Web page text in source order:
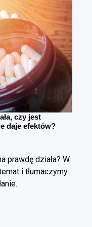
poprawiając
żeby zrobić to
czy jest
daje efektów?
prawdę działa? W
i tłumaczymy